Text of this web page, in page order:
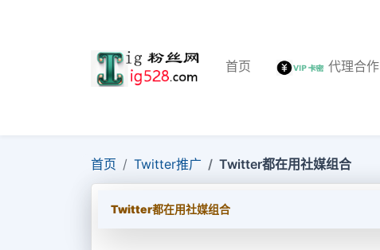
首页 代理合作
首页 Twitter推广 Twitter都在用社媒组合
Twitter都在用社媒组合